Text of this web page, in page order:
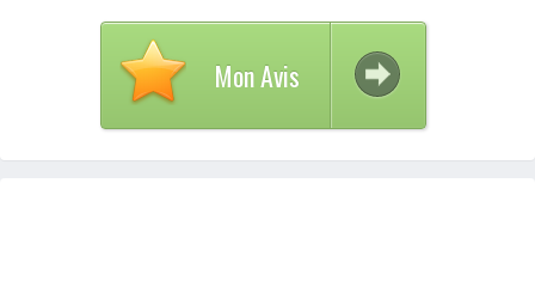
Mon Avis